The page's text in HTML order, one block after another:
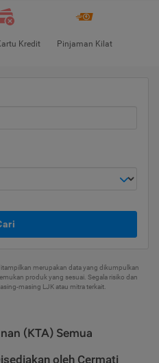
Kredit Pinjaman Kilat
merupakan data yang dikumpulkan
produk yang sesuai. Segala risiko dan
masing LJK atau mitra terkait.
(KTA) Semua
oleh Cermati